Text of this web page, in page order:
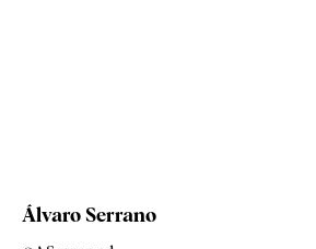
Álvaro Serrano